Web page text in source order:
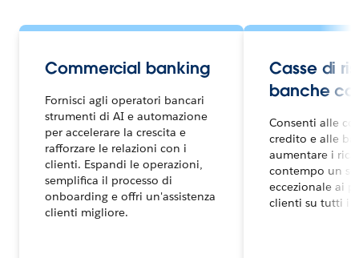
Commercial banking
Fornisci agli operatori bancari
strumenti di AI e automazione
per accelerare la crescita e
rafforzare le relazioni con i
clienti. Espandi le operazioni,
semplifica il processo di
onboarding e offri un'assistenza
clienti migliore.
Casse di
banche
Consenti alle
credito e alle
aumentare i
contempo un
eccezionale ai
clienti su tutti i